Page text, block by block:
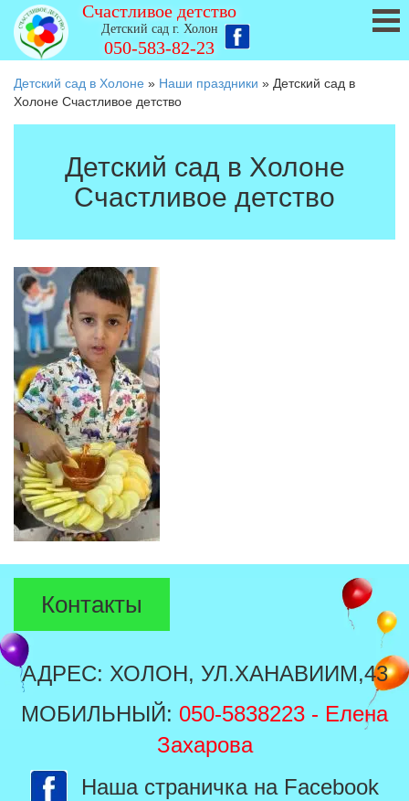
Счастливое детство
Детский сад г. Холон
050-583-82-23
Детский сад в Холоне » Наши праздники » Детский сад в
Холоне Счастливое детство
Детский сад в Холоне
Счастливое детство
Контакты
АДРЕС: ХОЛОН, УЛ.ХАНАВИИМ,43
МОБИЛЬНЫЙ: 050-5838223 - Елена
Захарова
Наша страничка на Facebook